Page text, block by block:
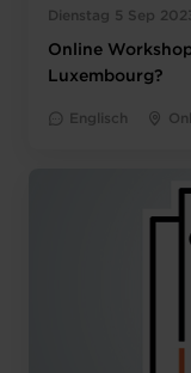
Dienstag 5 Sep
Online
Luxembourg?
Englisch